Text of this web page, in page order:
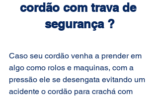
cordão com trava de
segurança ?
Caso seu cordão venha a prender em
algo como rolos e maquinas, com a
pressão ele se desengata evitando um
acidente o cordão para crachá com